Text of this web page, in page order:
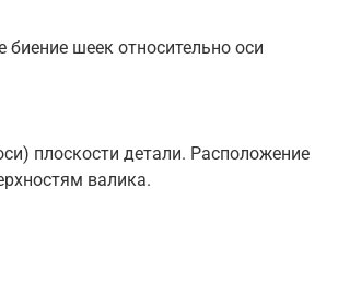
шеек относительно оси
плоскости детали. Расположение
валика.